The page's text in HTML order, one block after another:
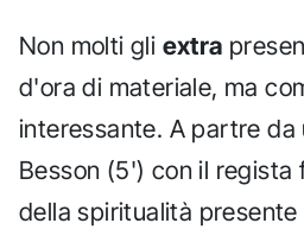
Non molti gli extra
d'ora di materiale, ma
interessante. A partre
Besson (5') con il regista
della spiritualità presente